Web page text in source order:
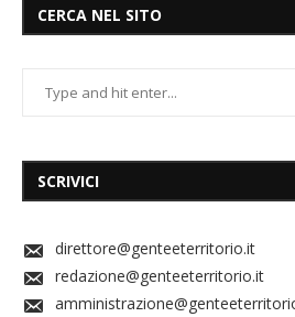
CERCA NEL SITO
SCRIVICI
direttore@genteeterritorio.it
redazione@genteeterritorio.it